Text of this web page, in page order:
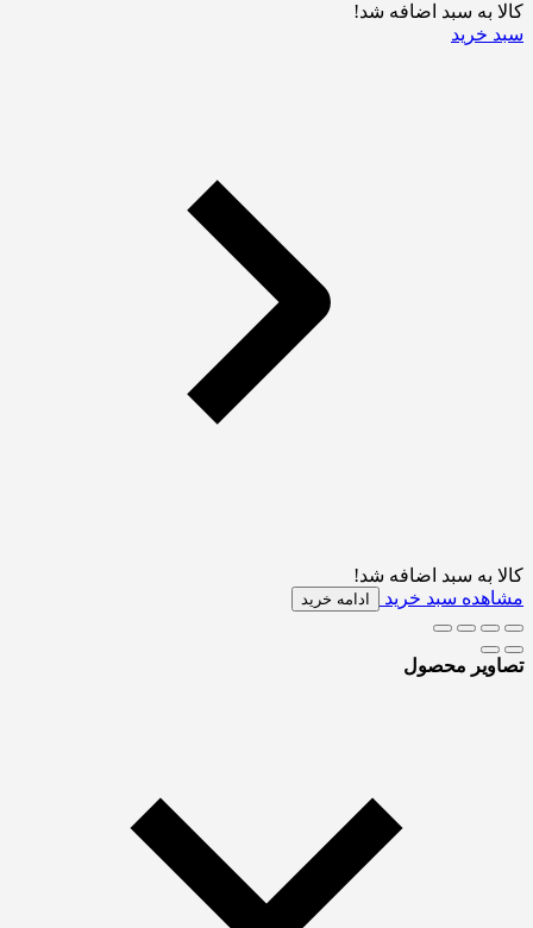
کالا به سبد اضافه شد!
سبد خرید
کالا به سبد اضافه شد!
مشاهده سبد خرید
ادامه خرید
تصاویر محصول